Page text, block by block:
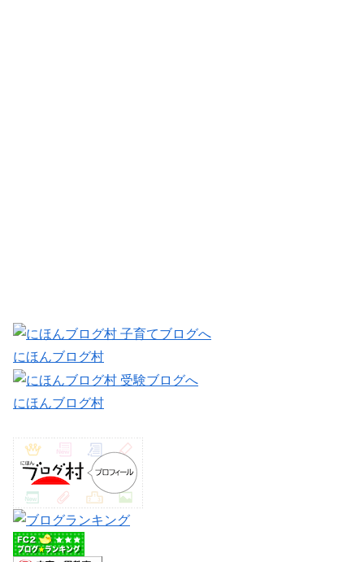
にほんブログ村
にほんブログ村